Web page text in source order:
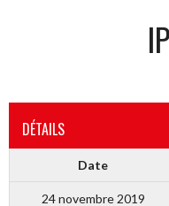
DÉTAILS
Date
24 novembre 2019